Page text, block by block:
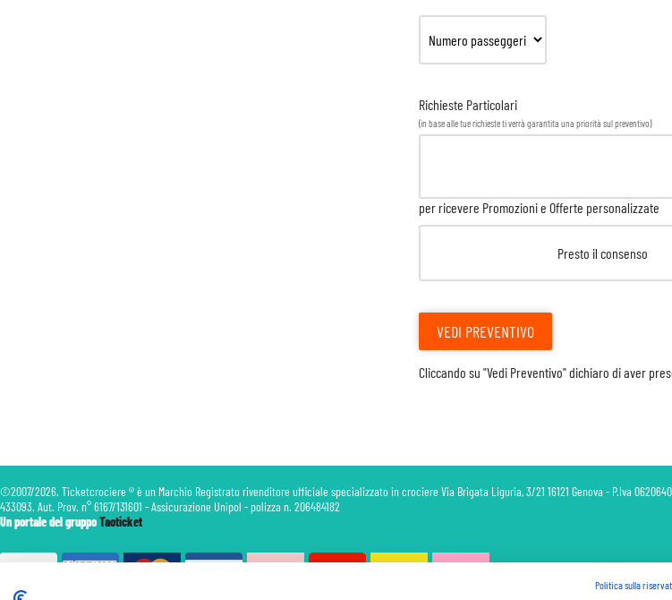
Richieste Particolari
(in base alle tue richieste ti verrà garantita una priorità sul preventivo)
per ricevere Promozioni e Offerte personalizzate
Presto il consenso
VEDI PREVENTIVO
Cliccando su "Vedi Preventivo" dichiaro di aver
©2007/2026. Ticketcrociere ® è un Marchio Registrato rivenditore ufficiale specializzato in crociere Via Brigata Liguria, 3/21 16121 Genova - P.Iva
433093. Aut. Prov. n° 6167/131601 - Assicurazione Unipol - polizza n. 206484182
Un portale del gruppoTaoticket
Politica sulla